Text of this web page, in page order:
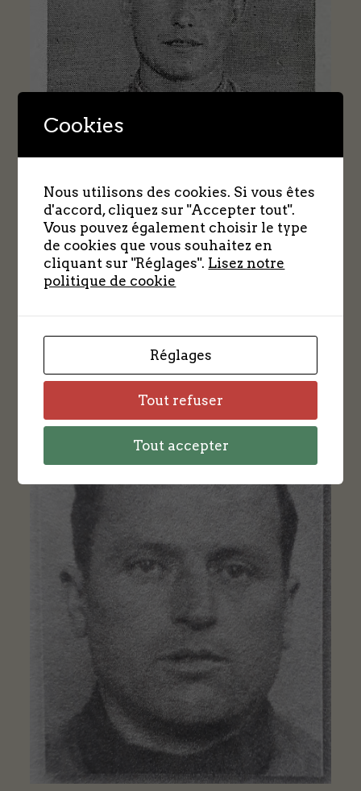
+ + +
Cookies
Nous utilisons des cookies. Si vous êtes
d'accord, cliquez sur "Accepter tout".
Vous pouvez également choisir le type
de cookies que vous souhaitez en
cliquant sur "Réglages". Lisez notre
politique de cookie
Réglages
Tout refuser
Tout accepter